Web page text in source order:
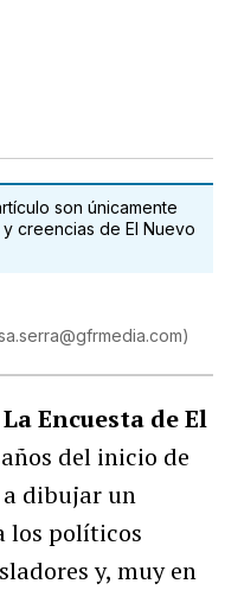
son únicamente
creencias de El Nuevo
)
La Encuesta deEl
del inicio de
dibujar un
los políticos
y, muy en